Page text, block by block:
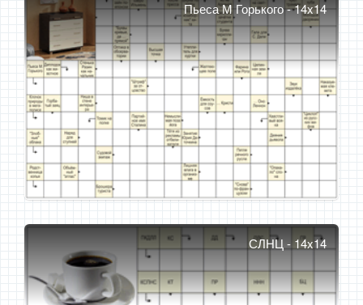
Пьеса М Горького - 14x14
СЛНЦ - 14x14